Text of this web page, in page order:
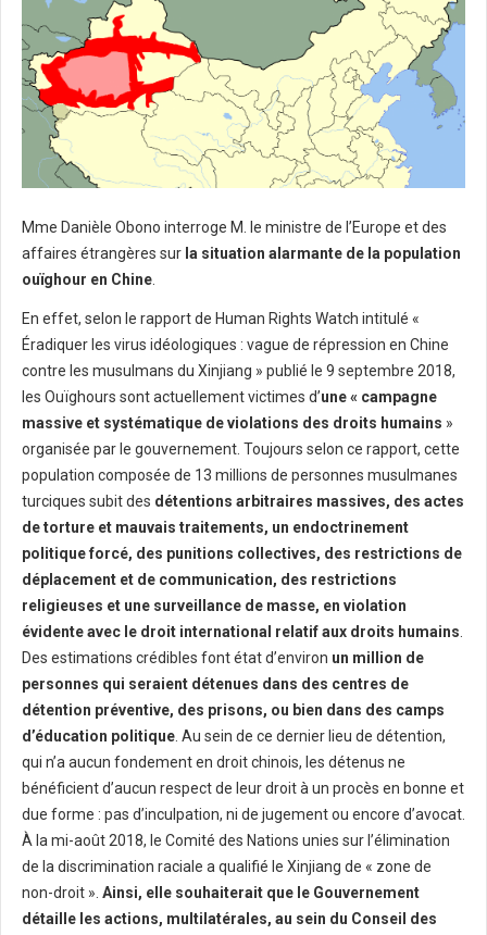
Mme Danièle Obono interroge M. le ministre de l’Europe et des
affaires étrangères sur la situation alarmante de la population
ouïghour en Chine.
En effet, selon le rapport de Human Rights Watch intitulé «
Éradiquer les virus idéologiques : vague de répression en Chine
contre les musulmans du Xinjiang » publié le 9 septembre 2018,
les Ouïghours sont actuellement victimes d’une « campagne
massive et systématique de violations des droits humains »
organisée par le gouvernement. Toujours selon ce rapport, cette
population composée de 13 millions de personnes musulmanes
turciques subit des détentions arbitraires massives, des actes
de torture et mauvais traitements, un endoctrinement
politique forcé, des punitions collectives, des restrictions de
déplacement et de communication, des restrictions
religieuses et une surveillance de masse, en violation
évidente avec le droit international relatif aux droits humains.
Des estimations crédibles font état d’environ un million de
personnes qui seraient détenues dans des centres de
détention préventive, des prisons, ou bien dans des camps
d’éducation politique. Au sein de ce dernier lieu de détention,
qui n’a aucun fondement en droit chinois, les détenus ne
bénéficient d’aucun respect de leur droit à un procès en bonne et
due forme : pas d’inculpation, ni de jugement ou encore d’avocat.
À la mi-août 2018, le Comité des Nations unies sur l’élimination
de la discrimination raciale a qualifié le Xinjiang de « zone de
non-droit ». Ainsi, elle souhaiterait que le Gouvernement
détaille les actions, multilatérales, au sein du Conseil des